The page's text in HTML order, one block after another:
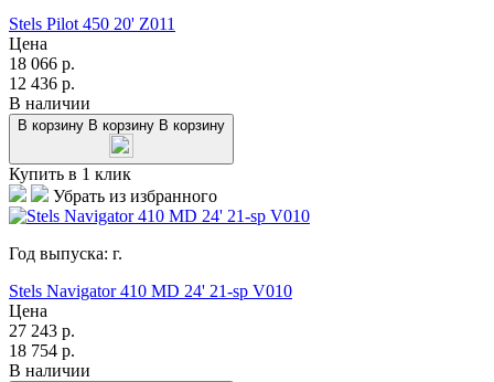
Stels Pilot 450 20' Z011
Цена
18 066 р.
12 436 р.
В наличии
В корзину В корзину В корзину
Купить в 1 клик
Убрать из избранного
Год выпуска: г.
Stels Navigator 410 MD 24' 21-sp V010
Цена
27 243 р.
18 754 р.
В наличии